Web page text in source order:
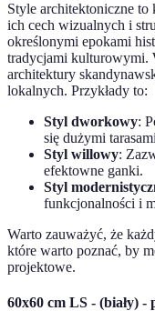
Style architektoniczne to
ich cech wizualnych i
określonymi epokami
tradycjami kulturowymi.
architektury
lokalnych. Przykłady to:
Styl dworkowy:
się dużymi
Styl willowy:
efektowne ganki.
Styl
funkcjonalności i
Warto zauważyć, że
które warto poznać, by
projektowe.
60x60 cm LS - (biały) -